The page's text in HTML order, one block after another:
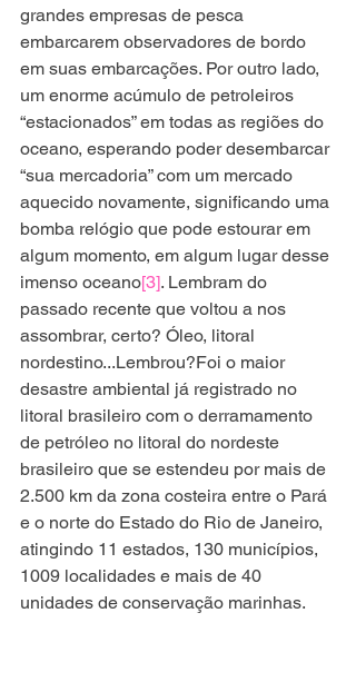
grandes empresas de pesca
embarcarem observadores de bordo
em suas embarcações. Por outro lado,
um enorme acúmulo de petroleiros
“estacionados” em todas as regiões do
oceano, esperando poder desembarcar
“sua mercadoria” com um mercado
aquecido novamente, significando uma
bomba relógio que pode estourar em
algum momento, em algum lugar desse
imenso oceano[3]. Lembram do
passado recente que voltou a nos
assombrar, certo? Óleo, litoral
nordestino...Lembrou?Foi o maior
desastre ambiental já registrado no
litoral brasileiro com o derramamento
de petróleo no litoral do nordeste
brasileiro que se estendeu por mais de
2.500 km da zona costeira entre o Pará
e o norte do Estado do Rio de Janeiro,
atingindo 11 estados, 130 municípios,
1009 localidades e mais de 40
unidades de conservação marinhas.